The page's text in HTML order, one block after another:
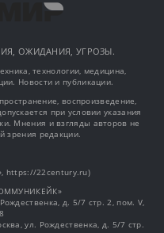
ОЖИДАНИЯ, УГРОЗЫ.
технологии, медицина,
Новости и публикации.
воспроизведение,
при условии указания
Мнения и взгляды авторов не
зрения редакции.
https://22century.ru)
д. 5/7 стр. 2, пом. V,
ул. Рождественка, д. 5/7 стр.